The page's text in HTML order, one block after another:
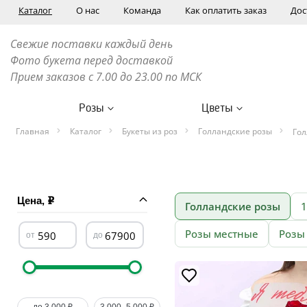
Каталог О нас Команда Как оплатить заказ
Свежие поставки каждый день
Фото букета перед доставкой
Прием заказов с 7.00 до 23.00 по МСК
Розы Цветы
Главная Каталог Букеты из роз Голландские розы
Цена, Голландские розы
Розы местные
Розы